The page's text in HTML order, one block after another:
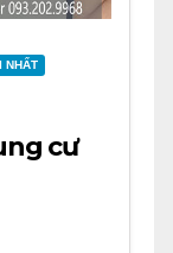
NHẤT
cư